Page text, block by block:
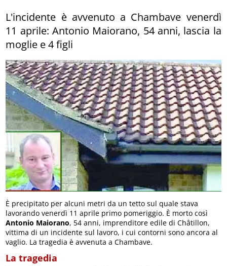
L'incidente è avvenuto a Chambave venerdì
11 aprile: Antonio Maiorano, 54 anni, lascia la
moglie e 4 figli
È precipitato per alcuni metri da un tetto sul quale stava
lavorando venerdì 11 aprile primo pomeriggio. È morto così
Antonio Maiorano, 54 anni, imprenditore edile di Châtillon,
vittima di un incidente sul lavoro, i cui contorni sono ancora al
vaglio. La tragedia è avvenuta a Chambave.
La tragedia